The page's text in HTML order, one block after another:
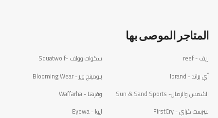
المتاجر الموصى بها
ريف - reef
سكوات وولف -Squatwolf
أي براند - Ibrand
بلومينج وير - Blooming Wear
الشمس والرمال- Sun & Sand Sports
وفرها - Waffarha
فيرست كراي - FirstCry
ايوا - Eyewa